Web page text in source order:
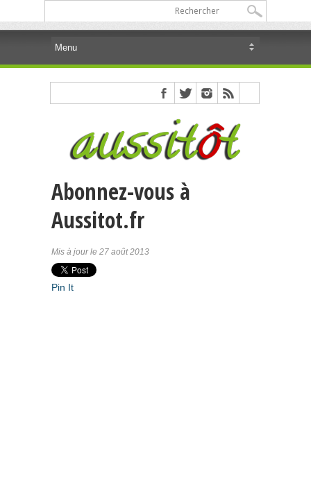
Abonnez-vous à
Aussitot.fr
Mis à jour le 27 août 2013
Pin It